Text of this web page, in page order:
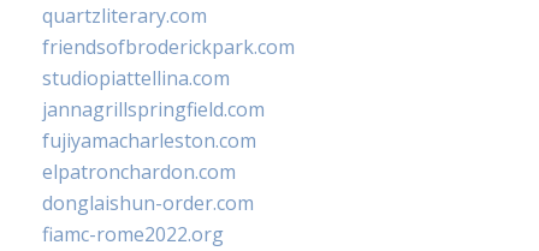
quartzliterary.com
friendsofbroderickpark.com
studiopiattellina.com
jannagrillspringfield.com
fujiyamacharleston.com
elpatronchardon.com
donglaishun-order.com
fiamc-rome2022.org